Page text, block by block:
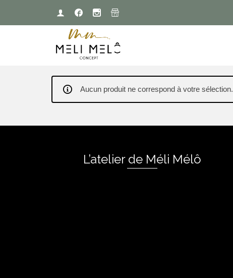
Aucun produit ne correspond à votre sélection.
L’atelier de Méli Mélô